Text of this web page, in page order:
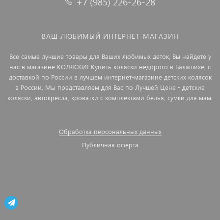
ВАШ ЛЮБИМЫЙ ИНТЕРНЕТ-МАГАЗИН
Все самые лучшие товары для Ваших любимых деток, Вы найдете у
нас в магазине КОЛЯСКИ! Купить коляски недорого в Балашихе, с
доставкой по России в лучшем интернет-магазине детских колясок
в России. Мы представляем для Вас по Лучшей Цене - детские
коляски, автокресла, кроватки с комплектами белья, сумки для мам.
Обработка персональных данных
Публичная оферта